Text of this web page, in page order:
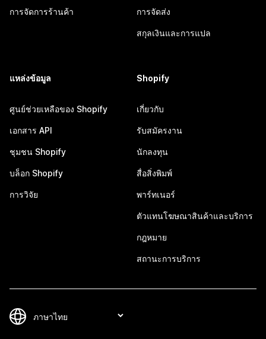
การจัดการร้านค้า การจัดส่ง
สกุลเงินและการแปล
แหล่งข้อมูล
ศูนย์ช่วยเหลือของ Shopify
เอกสาร API
ชุมชน Shopify
บล็อก Shopify
การวิจัย
Shopify
เกี่ยวกับ
รับสมัครงาน
นักลงทุน
สื่อสิ่งพิมพ์
พาร์ทเนอร์
ตัวแทนโฆษณาสินค้าและบริการ
กฎหมาย
สถานะการบริการ